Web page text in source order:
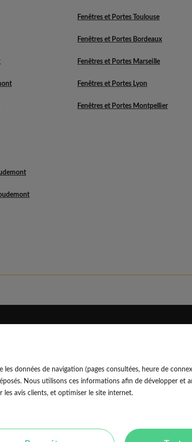
Fenêtres et Portes Toulouse
Fenêtres et Portes Bordeaux
Fenêtres et Portes Marseille
Fenêtres et Portes Lyon
Fenêtres et Portes Montpellier
professionnel
particulier
Avis vérifiés
EldoPro pour les
EldoNetwork pour les réseaux,
Règles de classement
données de navigation (pages consultées, heure de
Nous utilisons ces informations afin de développer et
les avis clients, et optimiser le site internet.